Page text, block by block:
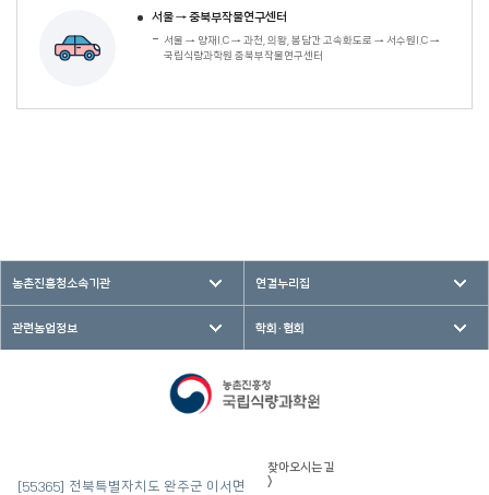
서울 → 중북부작물연구센터
서울 → 양재I.C → 과천, 의왕, 봉담간 고속화도로 → 서수원I.C →
국립식량과학원 중북부작물연구센터
농촌진흥청소속기관 연결누리집
관련농업정보 학회·협회
[55365] 전북특별자치도 완주군 이서면
찾아오시는 길
>